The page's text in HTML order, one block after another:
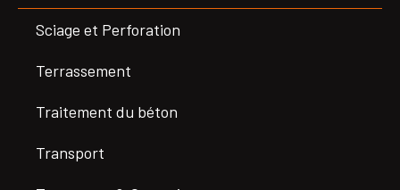
Sciage et Perforation
Terrassement
Traitement du béton
Transport